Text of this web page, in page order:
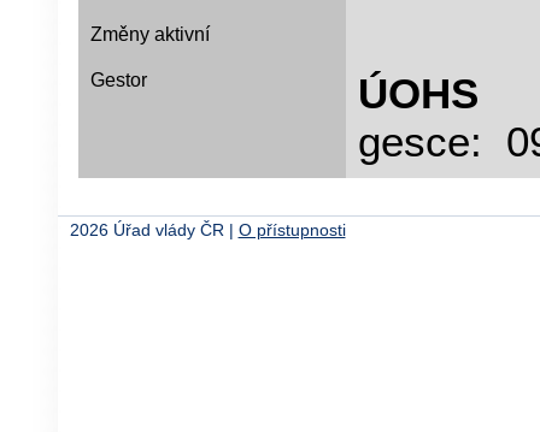
Změny aktivní
Gestor ÚOHS
gesce:
2026 Úřad vlády ČR | O přístupnosti